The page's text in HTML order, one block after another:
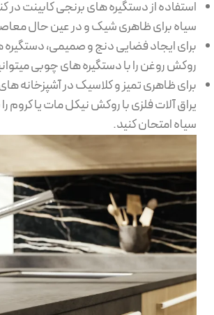
استفاده از دستگیره های برنجی کابینت در
سیاه برای ظاهری شیک و در عین حال
برای ایجاد فضایی دنج و صمیمی، دستگیره
روکش روغن را با دستگیره های چوبی
برای ظاهری تمیز و کلاسیک در آشپزخانه
یراق آلات فلزی با روکش نیکل مات یا کروم
سیاه امتحان کنید.